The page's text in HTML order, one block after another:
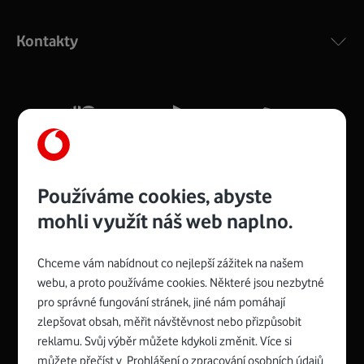
silný signál pro celou domácnost. Kompaktní rozměry 21
Více o COMPAL CH7465VF
Zyxel VMG8623-T50B:
Rozměry modemu jsou 16 x 22 x 7,5 cm (včetně stojánku)
a nabízí 4 gigabitové LAN porty a bezdrátové připojení Wi-
Spojte se s Vodafonem
Kontakty
Používáme cookies, abyste
mohli využít náš web naplno.
Chceme vám nabídnout co nejlepší zážitek na našem
webu, a proto používáme cookies. Některé jsou nezbytné
pro správné fungování stránek, jiné nám pomáhají
zlepšovat obsah, měřit návštěvnost nebo přizpůsobit
reklamu. Svůj výběr můžete kdykoli změnit. Více si
můžete přečíst v Prohlášení o zpracování osobních údajů